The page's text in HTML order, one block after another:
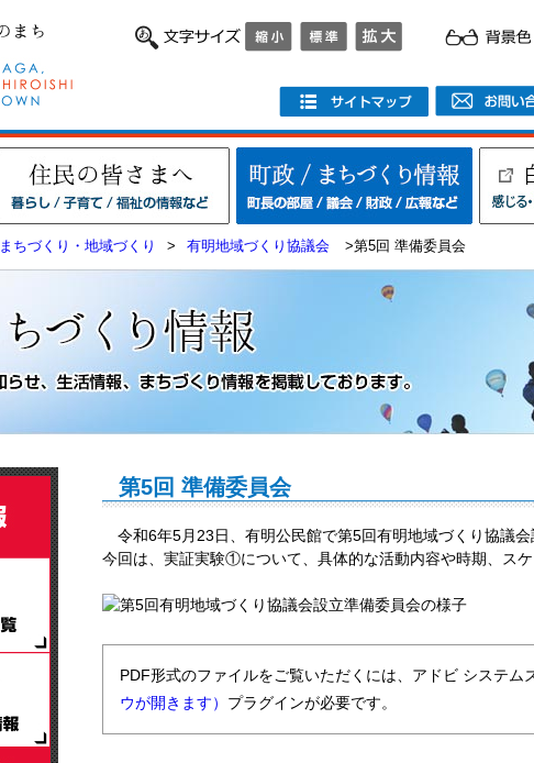
まちづくり・地域づくり > 有明地域づくり協議会 >第5回 準備委員会
第5回 準備委員会
令和6年5月23日、有明公民館で第5回有明地域づくり協議会
今回は、実証実験①について、具体的な活動内容や時期、スケ
PDF形式のファイルをご覧いただくには、アドビ システム
ウが開きます） プラグインが必要です。